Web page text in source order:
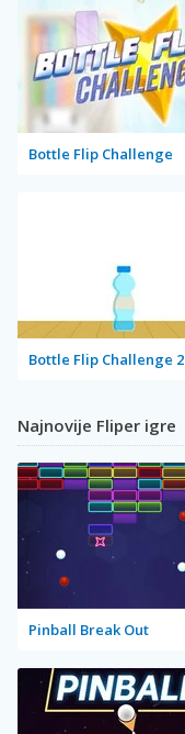
Bottle Flip Challenge
Bottle Flip Challenge 2
Najnovije Fliper igre
Pinball Break Out